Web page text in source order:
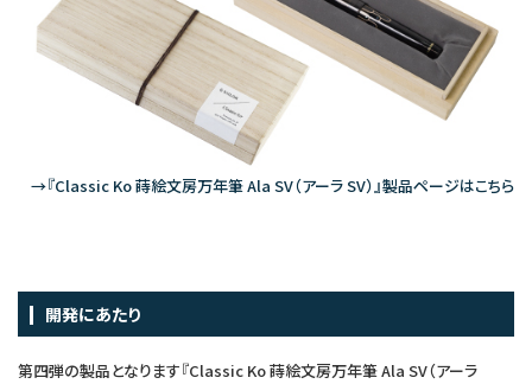
→『Classic Ko 蒔絵文房万年筆 Ala SV（アーラ SV）』製品ページはこちら
開発にあたり
第四弾の製品となります『Classic Ko 蒔絵文房万年筆 Ala SV（アーラ